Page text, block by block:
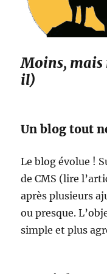
Moins,
il)
Un blog tout
Le blog évolue !
de CMS (lire
après plusieurs
ou presque.
simple et plus